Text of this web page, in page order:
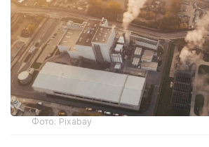
Фото: Pixabay